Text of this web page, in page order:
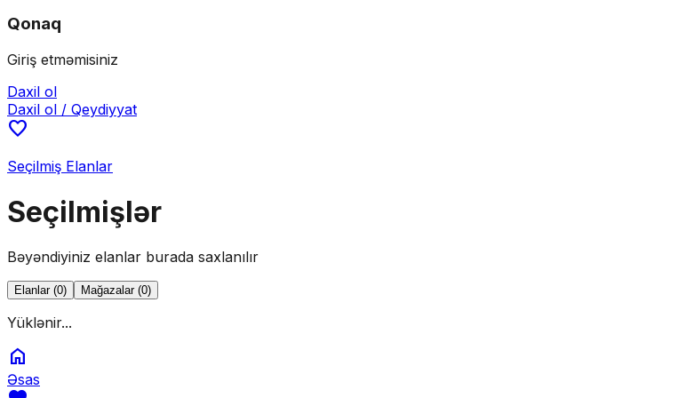
Qonaq
Giriş etməmisiniz
Daxil ol
Daxil ol / Qeydiyyat
favorite
Seçilmiş Elanlar
Seçilmişlər
Bəyəndiyiniz elanlar burada saxlanılır
Elanlar(0) Mağazalar(0)
Yüklənir...
home
Əsas